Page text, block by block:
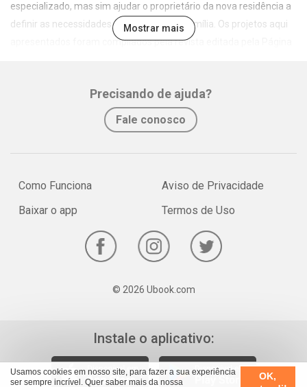
Usamos cookies em nosso site, para fazer a sua experiência
ser sempre incrível. Quer saber mais da nossa
OK,
especializado, mas sim ajudar o proprietário da nova residência a
definir as necessidades e gostos de sua família. Os projetos aqui
apresentados foram compilados pela revista editada pela Página
Mostrar mais
Precisando de ajuda?
Fale conosco
Como Funciona
Baixar o app
Aviso de Privacidade
Termos de Uso
© 2026 Ubook.com
Instale o aplicativo: